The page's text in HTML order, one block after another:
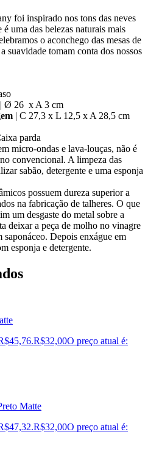
foi inspirado nos tons das neves
uma das belezas naturais mais
o aconchego das mesas de
suavidade tomam conta dos nossos
| Ø 26 x A 3 cm
| C 27,3 x L 12,5 x A 28,5 cm
parda
micro-ondas e lava-louças, não é
convencional. A limpeza das
sabão, detergente e uma esponja
possuem dureza superior a
na fabricação de talheres. O que
um desgaste do metal sobre a
deixar a peça de molho no vinagre
saponáceo. Depois enxágue em
esponja e detergente.
R$32,00O preço atual é:
Matte
R$32,00O preço atual é: